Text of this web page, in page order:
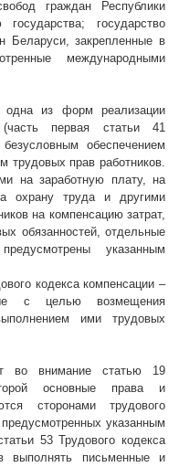
граждан Республики
государство
Беларуси, закрепленные в
международными
одна из форм реализации
первая статьи 41
обеспечением
трудовых прав работников.
на заработную плату, на
охрану труда и другими
на компенсацию затрат,
обязанностей, отдельные
указанным
кодекса компенсации –
с целью возмещения
ими трудовых
во внимание статью 19
основные права и
сторонами трудового
указанным
53 Трудового кодекса
выполнять письменные и